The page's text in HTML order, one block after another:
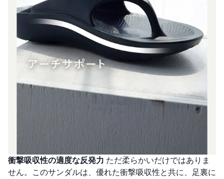
衝撃吸収性の適度な反発力 ただ柔らかいだけではありま
せん。このサンダルは、優れた衝撃吸収性と共に、足裏に